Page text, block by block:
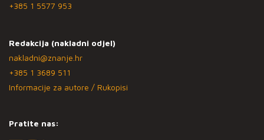
+385 1 5577 953
Redakcija (nakladni odjel)
nakladni@znanje.hr
+385 1 3689 511
Informacije za autore / Rukopisi
Pratite nas: